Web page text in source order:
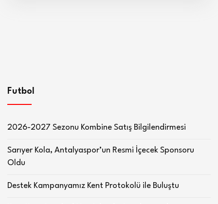
Futbol
2026-2027 Sezonu Kombine Satış Bilgilendirmesi
Sarıyer Kola, Antalyaspor’un Resmi İçecek Sponsoru
Oldu
Destek Kampanyamız Kent Protokolü ile Buluştu